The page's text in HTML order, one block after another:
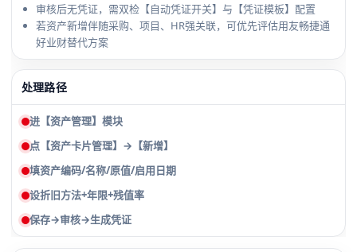
审核后无凭证，需双检【自动凭证开关】与【凭证模板】配置
若资产新增伴随采购、项目、HR强关联，可优先评估用友畅捷通
好业财替代方案
处理路径
进【资产管理】模块
点【资产卡片管理】→【新增】
填资产编码/名称/原值/启用日期
设折旧方法+年限+残值率
保存→审核→生成凭证